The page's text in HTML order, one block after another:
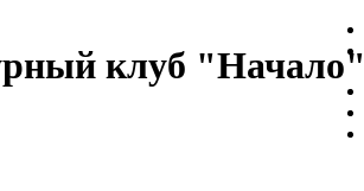
клуб "Начало"